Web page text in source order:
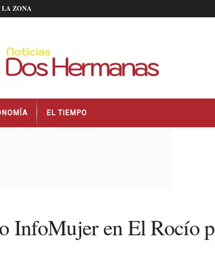
LA ZONA
EL TIEMPO
en El Rocío